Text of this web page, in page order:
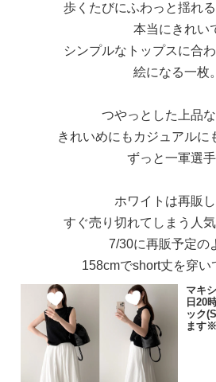
歩くたびにふわっと揺れ
本当にきれい
シンプルなトップスに合
絵になる一枚。
つやっとした上品
きれいめにもカジュアルに
ずっと一軍選手
ホワイトは再販
すぐ売り切れてしまう人
7/30に再販予定の
158cmでshort丈を穿い
マキ
日20
ック
ます※